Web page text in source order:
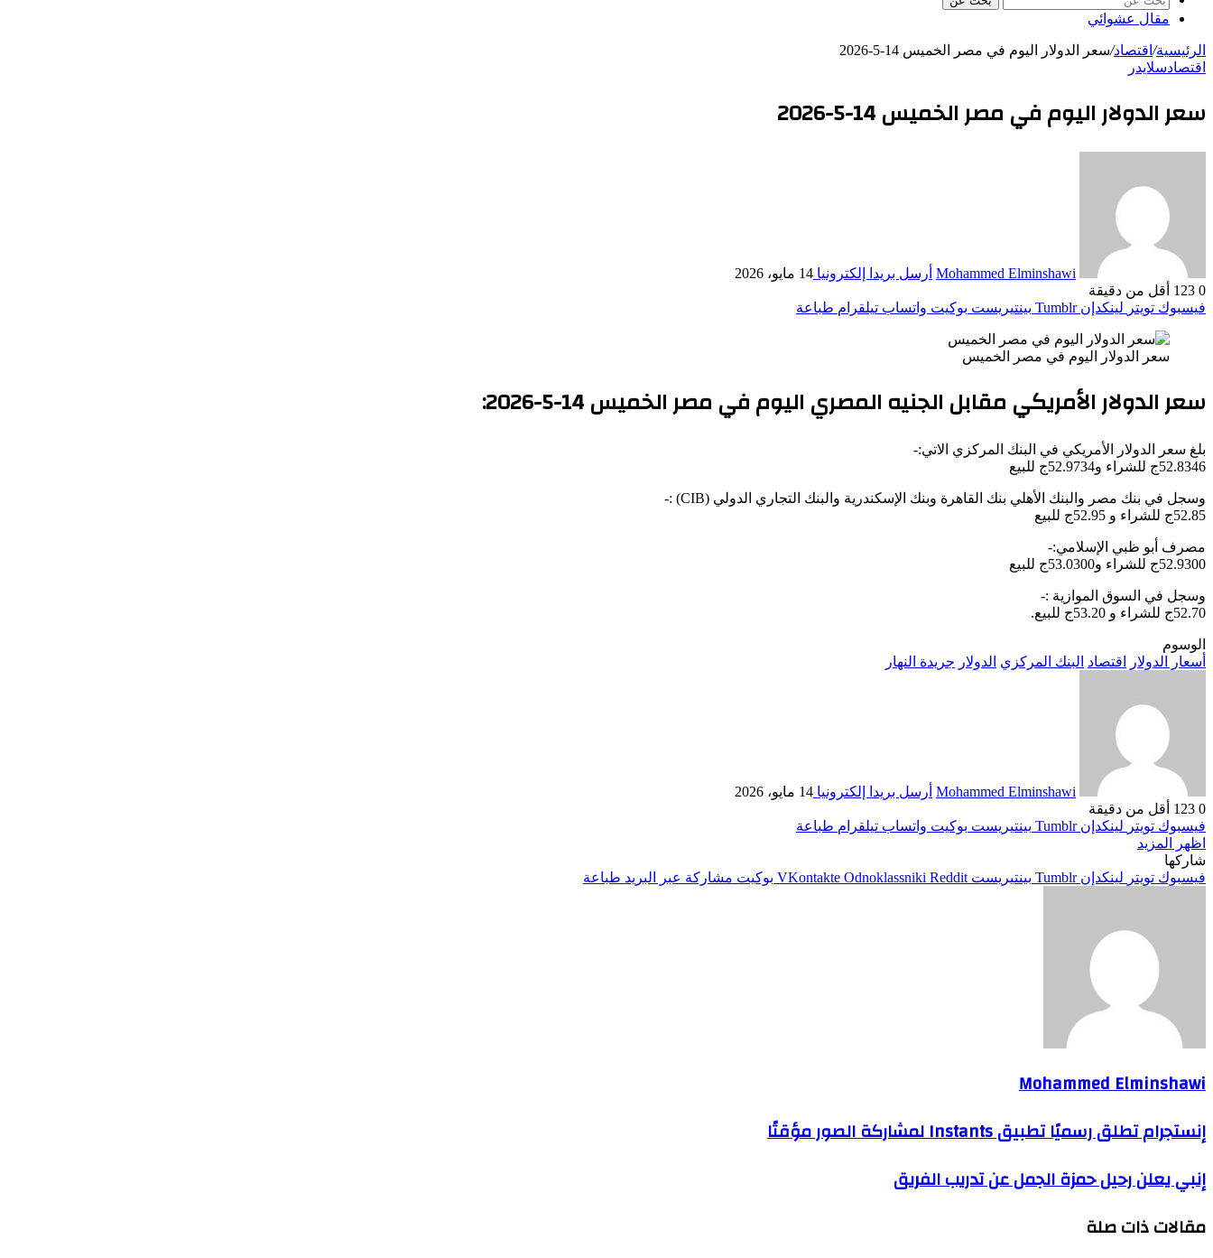
مقال عشوائي
الرئيسية/ اقتصاد/سعر الدولار اليوم في مصر الخميس 14-5-2026
اقتصادسلايدر
سعر الدولار اليوم في مصر الخميس 14-5-2026
Mohammed Elminshawi أرسل بريدا إلكترونيا 14 مايو، 2026
0
أقل من دقيقة
فيسبوك تويتر لينكدإن بينتيريست بوكيت واتساب تيلقرام طباعة
سعر الدولار اليوم في مصر الخميس
سعر الدولار الأمريكي مقابل الجنيه المصري اليوم في مصر الخميس 14-5-2026:
بلغ سعر الدولار الأمريكي في البنك المركزي الاتي:-
52.8346ج للشراء و52.9734ج للبيع
وسجل في بنك مصر والبنك الأهلي بنك القاهرة وبنك الإسكندرية والبنك التجاري الدولي (CIB) :-
52.85ج للشراء و 52.95ج للبيع
مصرف أبو ظبي الإسلامي:-
52.9300ج للشراء و53.0300ج للبيع
وسجل في السوق الموازية :-
52.70ج للشراء و 53.20ج للبيع.
الوسوم
أسعار الدولار
اقتصاد البنك المركزي الدولار جريدة النهار
Mohammed Elminshawi أرسل بريدا إلكترونيا 14 مايو، 2026
0
أقل من دقيقة
فيسبوك تويتر لينكدإن بينتيريست بوكيت واتساب تيلقرام طباعة
اظهر المزيد
شاركها
فيسبوك تويتر لينكدإن بينتيريست Odnoklassniki بوكيت مشاركة عبر البريد طباعة
Mohammed Elminshawi
إنستجرام تطلق رسميًا تطبيق Instants لمشاركة الصور مؤقتًا
إنبي يعلن رحيل حمزة الجمل عن تدريب الفريق
مقالات ذات صلة